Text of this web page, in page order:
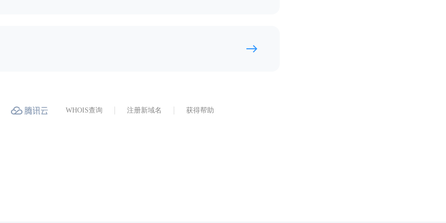
WHOIS查询 注册新域名 获得帮助